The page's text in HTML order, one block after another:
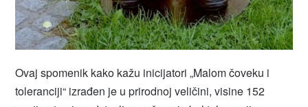
Ovaj spomenik kako kažu inicijatori „Malom čoveku i
toleranciji“ izrađen je u prirodnoj veličini, visine 152